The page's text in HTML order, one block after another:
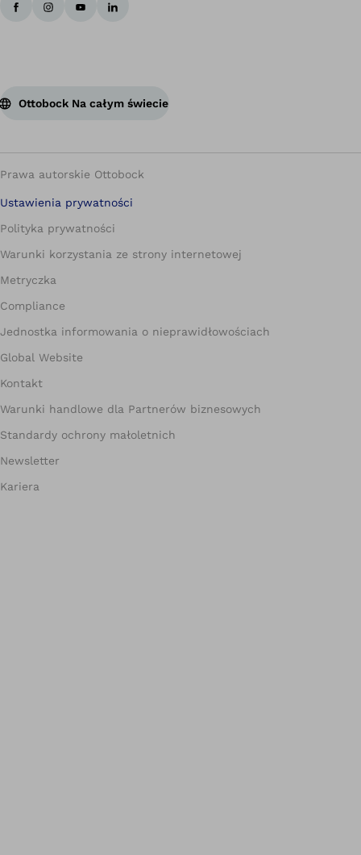
Ottobock Na całym świecie
Prawa autorskie Ottobock
Ustawienia prywatności
Polityka prywatności
Warunki korzystania ze strony internetowej
Metryczka
Compliance
Jednostka informowania o nieprawidłowościach
Global Website
Kontakt
Warunki handlowe dla Partnerów biznesowych
Standardy ochrony małoletnich
Newsletter
Kariera